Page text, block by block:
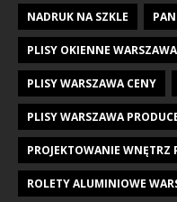
NADRUK NA SZKLE
PLISY OKIENNE WARSZAWA
PLISY WARSZAWA CENY
PLISY WARSZAWA
PROJEKTOWANIE WNĘTRZ
ROLETY ALUMINIOWE